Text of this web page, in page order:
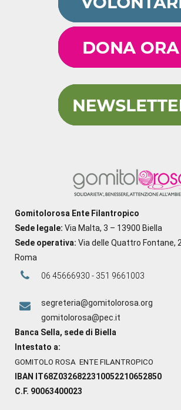
Gomitolorosa Ente Filantropico
Sede legale: Via Malta, 3 – 13900 Biella
Sede operativa: Via delle Quattro Fontane,
Roma
06 45666930 - 351 9661003
segreteria@gomitolorosa.org
gomitolorosa@pec.it
Banca Sella, sede di Biella
Intestato a:
GOMITOLO ROSA ENTE FILANTROPICO
IBAN IT68Z0326822310052210652850
C.F. 90063400023